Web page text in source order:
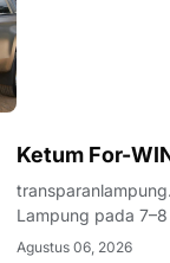
Ketum For-
Lampung pada
organisasi
Agustus 06, 2026